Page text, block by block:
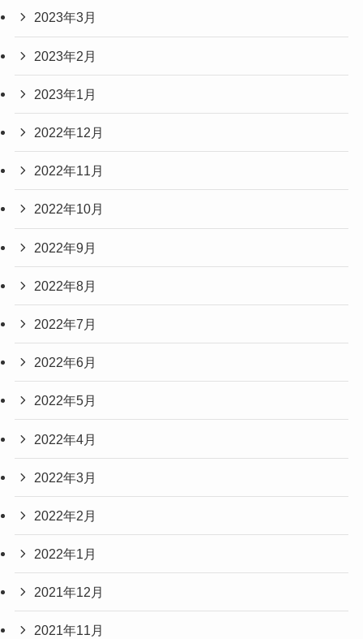
2023年3月
2023年2月
2023年1月
2022年12月
2022年11月
2022年10月
2022年9月
2022年8月
2022年7月
2022年6月
2022年5月
2022年4月
2022年3月
2022年2月
2022年1月
2021年12月
2021年11月